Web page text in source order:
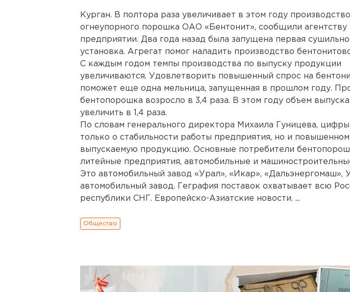
Курган. В полтора раза увеличивает в этом году производство
огнеупорного порошка ОАО «Бентонит», сообщили
предприятии. Два года назад была запущена первая
установка. Агрегат помог наладить производство
С каждым годом темпы производства по выпуску продукции
увеличиваются. Удовлетворить повышенный спрос на
поможет еще одна мельница, запущенная в прошлом году.
бентопорошка возросло в 3,4 раза. В этом году объем
увеличить в 1,4 раза.
По словам генерального директора Михаила Гуницева,
только о стабильности работы предприятия, но и
выпускаемую продукцию. Основные потребители
литейные предприятия, автомобильные и
Это автомобильный завод «Урал», «Икар», «Дальэнергомаш»,
автомобильный завод. Геграфия поставок охватывает всю
республики СНГ. Европейско-Азиатские новости. ...
Общество